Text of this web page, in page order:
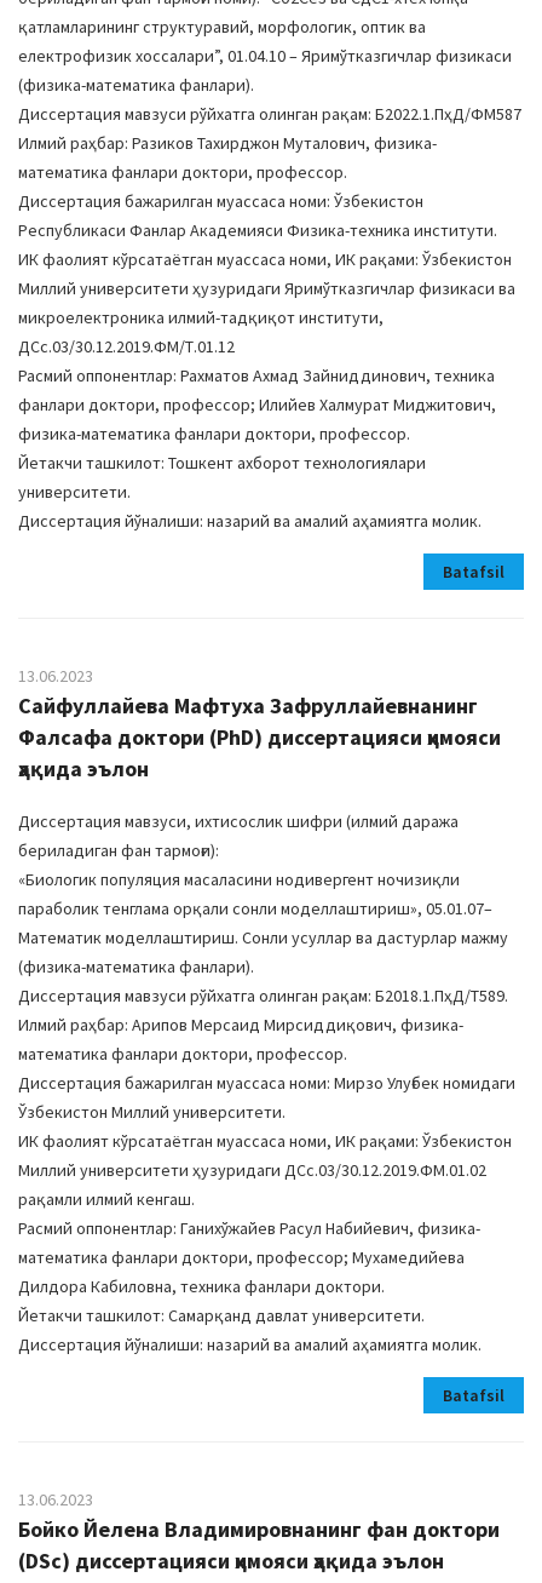
i
o
n
қатламларининг структуравий, морфологик, оптик ва
електрофизик хоссалари”, 01.04.10 – Яримўтказгичлар физикаси
(физика-математика фанлари).
Диссертация мавзуси рўйхатга олинган рақам: Б2022.1.ПҳД/ФМ587
Илмий раҳбар: Разиков Тахирджон Муталович, физика-
математика фанлари доктори, профессор.
Диссертация бажарилган муассаса номи: Ўзбекистон
Республикаси Фанлар Aкадемияси Физика-техника институти.
ИК фаолият кўрсатаётган муассаса номи, ИК рақами: Ўзбекистон
Миллий университети ҳузуридаги Яримўтказгичлар физикаси ва
микроелектроника илмий-тадқиқот институти,
ДСc.03/30.12.2019.ФМ/Т.01.12
Расмий оппонентлар: Рахматов Aхмад Зайниддинович, техника
фанлари доктори, профессор; Илийев Халмурат Миджитович,
физика-математика фанлари доктори, профессор.
Йетакчи ташкилот: Тошкент ахборот технологиялари
университети.
Диссертация йўналиши: назарий ва амалий аҳамиятга молик.
Batafsil
13.06.2023
Сайфуллайева Мафтуха Зафруллайевнанинг
Фалсафа доктори (PhD) диссертацияси ҳимояси
ҳақида эълон
Диссертация мавзуси, ихтисослик шифри (илмий даража
бериладиган фан тармоғи):
«Биологик популяция масаласини нодивергент ночизиқли
параболик тенглама орқали сонли моделлаштириш», 05.01.07–
Математик моделлаштириш. Сонли усуллар ва дастурлар мажму
(физика-математика фанлари).
Диссертация мавзуси рўйхатга олинган рақам: Б2018.1.ПҳД/Т589.
Илмий раҳбар: Aрипов Мерсаид Мирсиддиқович, физика-
математика фанлари доктори, профессор.
Диссертация бажарилган муассаса номи: Мирзо Улуғбек номидаги
Ўзбекистон Миллий университети.
ИК фаолият кўрсатаётган муассаса номи, ИК рақами: Ўзбекистон
Миллий университети ҳузуридаги ДСc.03/30.12.2019.ФМ.01.02
рақамли илмий кенгаш.
Расмий оппонентлар: Ганихўжайев Расул Набийевич, физика-
математика фанлари доктори, профессор; Мухамедийева
Дилдора Кабиловна, техника фанлари доктори.
Йетакчи ташкилот: Самарқанд давлат университети.
Диссертация йўналиши: назарий ва амалий аҳамиятга молик.
Batafsil
13.06.2023
Бойко Йелена Владимировнанинг фан доктори
(DSc) диссертацияси ҳимояси ҳақида эълон